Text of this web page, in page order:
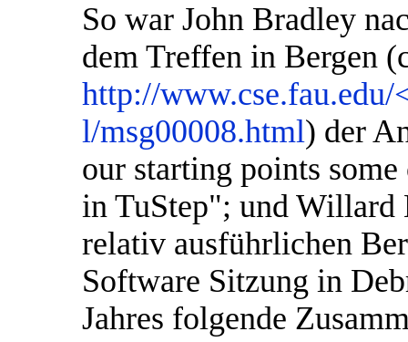
So war John Bradley
dem Treffen in Bergen
http://
l/msg00008.html) der
our starting points
in TuStep"; und
relativ ausführlichen
Software Sitzung in
Jahres folgende